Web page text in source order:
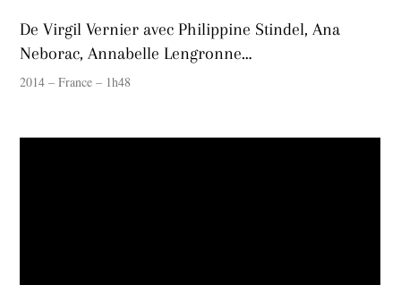
De Virgil Vernier avec Philippine Stindel, Ana
Neborac, Annabelle Lengronne…
2014 – France – 1h48